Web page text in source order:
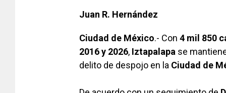
Juan R. Hernández
Ciudad de México.- Con 4 mil 850
2016 y 2026, Iztapalapa se
delito de despojo en la Ciudad de